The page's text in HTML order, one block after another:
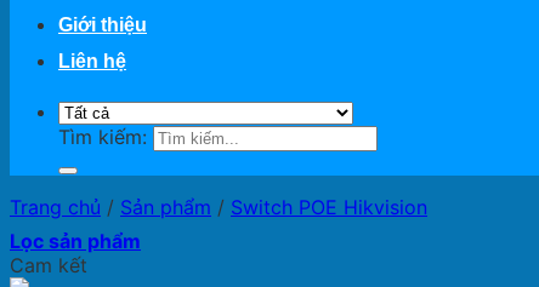
Giới thiệu
Liên hệ
Tìm kiếm:
Trang chủ / Sản phẩm / Switch POE Hikvision
Lọc sản phẩm
Cam kết